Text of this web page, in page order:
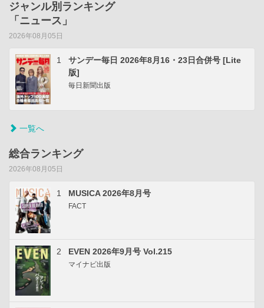
ジャンル別ランキング
「ニュース」
2026年08月05日
1
サンデー毎日 2026年8月16・23日合併号 [Lite
版]
毎日新聞出版
一覧へ
総合ランキング
2026年08月05日
1 MUSICA 2026年8月号
FACT
2 EVEN 2026年9月号 Vol.215
マイナビ出版